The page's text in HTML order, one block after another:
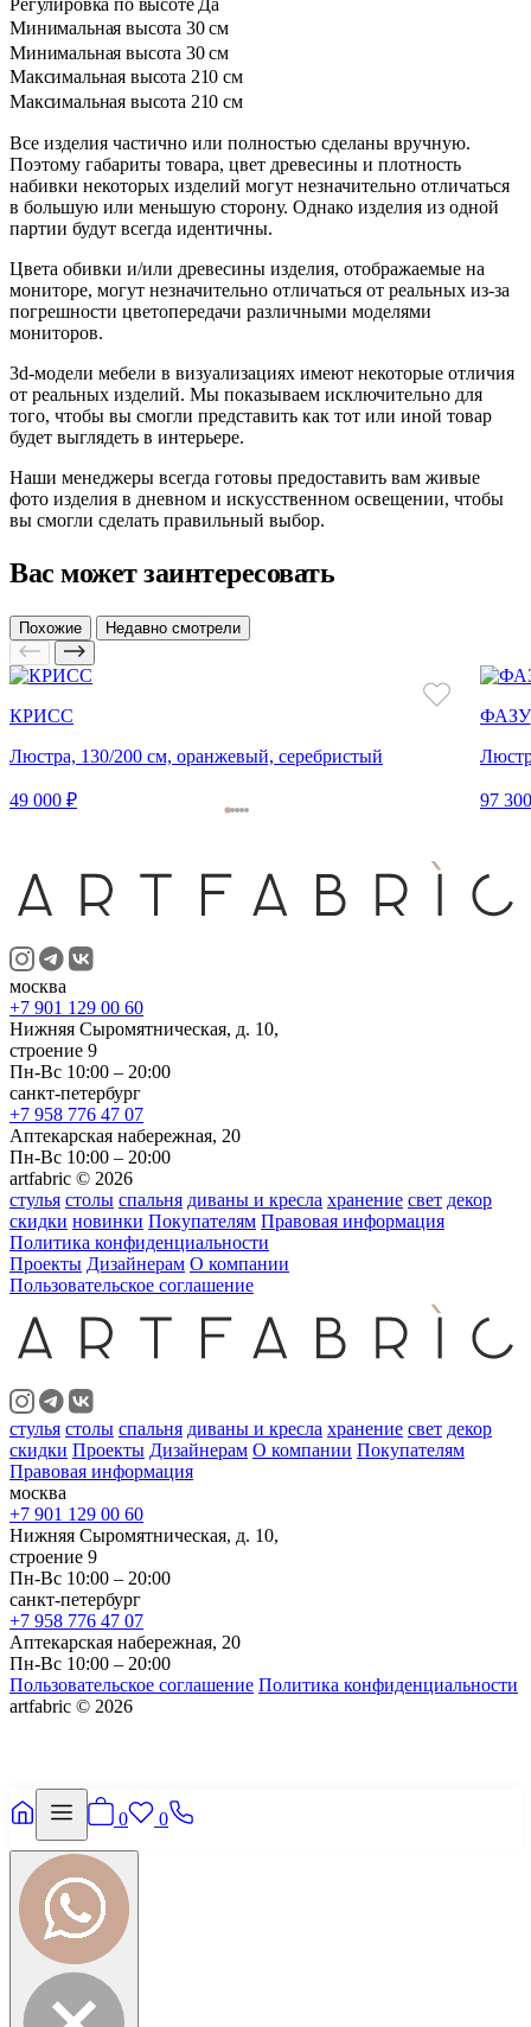
Регулировка по высоте Да
Минимальная высота 30 см
Минимальная высота 30 см
Максимальная высота 210 см
Максимальная высота 210 см
Все изделия частично или полностью сделаны вручную.
Поэтому габариты товара, цвет древесины и плотность
набивки некоторых изделий могут незначительно отличаться
в большую или меньшую сторону. Однако изделия из одной
партии будут всегда идентичны.
Цвета обивки и/или древесины изделия, отображаемые на
мониторе, могут незначительно отличаться от реальных из-за
погрешности цветопередачи различными моделями
мониторов.
3d-модели мебели в визуализациях имеют некоторые отличия
от реальных изделий. Мы показываем исключительно для
того, чтобы вы смогли представить как тот или иной товар
будет выглядеть в интерьере.
Наши менеджеры всегда готовы предоставить вам живые
фото изделия в дневном и искусственном освещении, чтобы
вы смогли сделать правильный выбор.
Вас может заинтересовать
Похожие Недавно смотрели
КРИСС
Люстра, 130/200 см, оранжевый, серебристый
49 000 ₽
ФАЗУ
97
москва
+7 901 129 00 60
Нижняя Сыромятническая, д. 10,
строение 9
Пн-Вс 10:00 – 20:00
санкт-петербург
+7 958 776 47 07
Аптекарская набережная, 20
Пн-Вс 10:00 – 20:00
artfabric © 2026
стулья столы спальня диваны и кресла хранение свет декор
скидки новинки Покупателям Правовая информация
Политика конфиденциальности
Проекты Дизайнерам О компании
Пользовательское соглашение
стулья столы спальня диваны и кресла хранение свет декор
скидки Проекты Дизайнерам О компании Покупателям
Правовая информация
москва
+7 901 129 00 60
Нижняя Сыромятническая, д. 10,
строение 9
Пн-Вс 10:00 – 20:00
санкт-петербург
+7 958 776 47 07
Аптекарская набережная, 20
Пн-Вс 10:00 – 20:00
Пользовательское соглашение Политика конфиденциальности
artfabric © 2026
0 0